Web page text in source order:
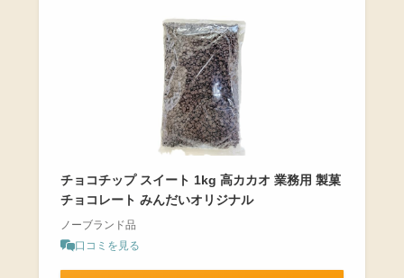
チョコチップ スイート 1kg 高カカオ 業務用 製菓
チョコレート みんだいオリジナル
ノーブランド品
口コミを見る